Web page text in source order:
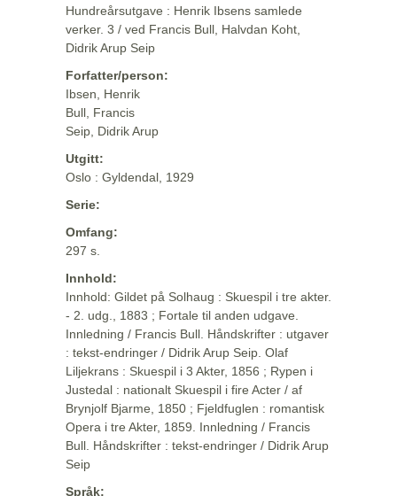
Hundreårsutgave : Henrik Ibsens samlede
verker. 3 / ved Francis Bull, Halvdan Koht,
Didrik Arup Seip
Forfatter/person:
Ibsen, Henrik
Bull, Francis
Seip, Didrik Arup
Utgitt:
Oslo : Gyldendal, 1929
Serie:
Omfang:
297 s.
Innhold:
Innhold: Gildet på Solhaug : Skuespil i tre akter.
- 2. udg., 1883 ; Fortale til anden udgave.
Innledning / Francis Bull. Håndskrifter : utgaver
: tekst-endringer / Didrik Arup Seip. Olaf
Liljekrans : Skuespil i 3 Akter, 1856 ; Rypen i
Justedal : nationalt Skuespil i fire Acter / af
Brynjolf Bjarme, 1850 ; Fjeldfuglen : romantisk
Opera i tre Akter, 1859. Innledning / Francis
Bull. Håndskrifter : tekst-endringer / Didrik Arup
Seip
Språk: